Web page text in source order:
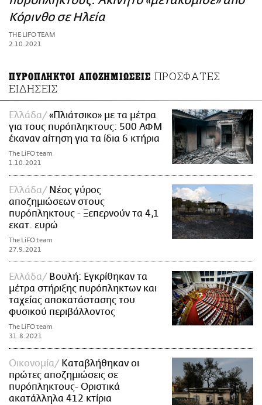
ΑΜΠΑ
PRINT
Κόρινθο σε Ηλεία
THE LIFO TEAM
2.10.2021
ΠΥΡΟΠΛΗΚΤΟΙ ΑΠΟΖΗΜΙΩΣΕΙΣ ΠΡΟΣΦΑΤΕΣ
ΕΙΔΗΣΕΙΣ
Ελλάδα
«Πλιάτσικο» με τα μέτρα
για τους πυρόπληκτους: 500 ΑΦΜ
έκαναν αίτηση για τα ίδια 6 κτήρια
The LiFO team
1.10.2021
Ελλάδα
Νέος γύρος
αποζημιώσεων στους
πυρόπληκτους - Ξεπερνούν τα 4,1
εκατ. ευρώ
The LiFO team
27.9.2021
Ελλάδα
Βουλή: Εγκρίθηκαν τα
μέτρα στήριξης πυρόπληκτων και
ταχείας αποκατάστασης του
φυσικού περιβάλλοντος
The LiFO team
31.8.2021
Οικονομία
Καταβλήθηκαν οι
πρώτες αποζημιώσεις σε
πυρόπληκτους- Οριστικά
ακατάλληλα 412 κτίρια